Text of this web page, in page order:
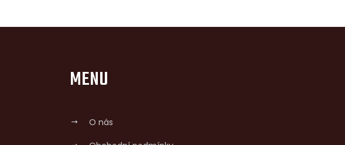
MENU
O nás